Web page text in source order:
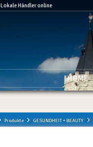
Lokale Händler online
HOME
Produkte GESUNDHEIT + BEAUTY